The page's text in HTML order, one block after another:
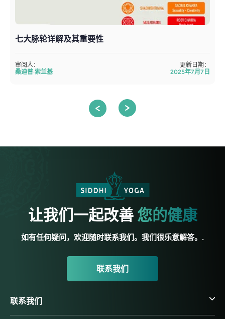
七大脉轮详解及其重要性
审阅人：
桑迪普·索兰基
更新日期：
2025年7月7日
让我们一起改善 您的健康
如有任何疑问，欢迎随时联系我们。我们很乐意解答。.
联系我们
联系我们